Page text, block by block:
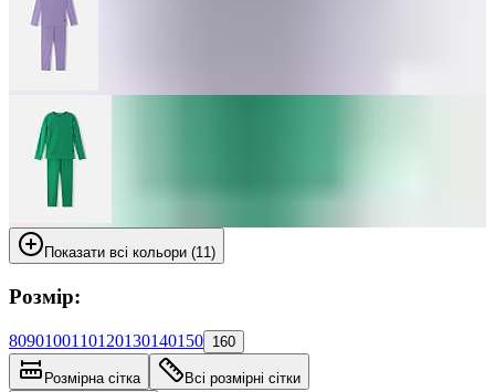
Показати всі кольори (11)
Розмір:
8090100110120130140150 160
Розмірна сітка Всі розмірні сітки